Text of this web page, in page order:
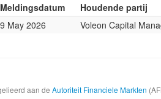
Meldingsdatum
Houdende partij
9 May 2026
Voleon Capital
aan de Autoriteit Financiele Markten